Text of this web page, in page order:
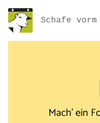
Schafe
Mach' ein